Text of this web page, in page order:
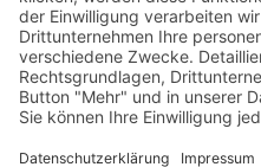
Solarenergie.